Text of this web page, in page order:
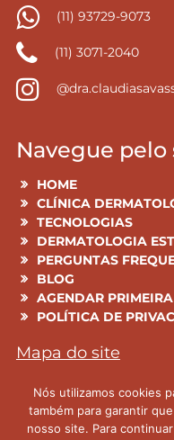
(11) 93729-9073
(11) 3071-2040
Navegue pelo
HOME
CLÍNICA
TECNOLOGIAS
DERMATOLOGIA
PERGUNTAS
BLOG
AGENDAR
POLÍTICA DE
Mapa do site
Todas as
educacional e são
Nós utilizamos cookies
também para garantir
nosso site. Para